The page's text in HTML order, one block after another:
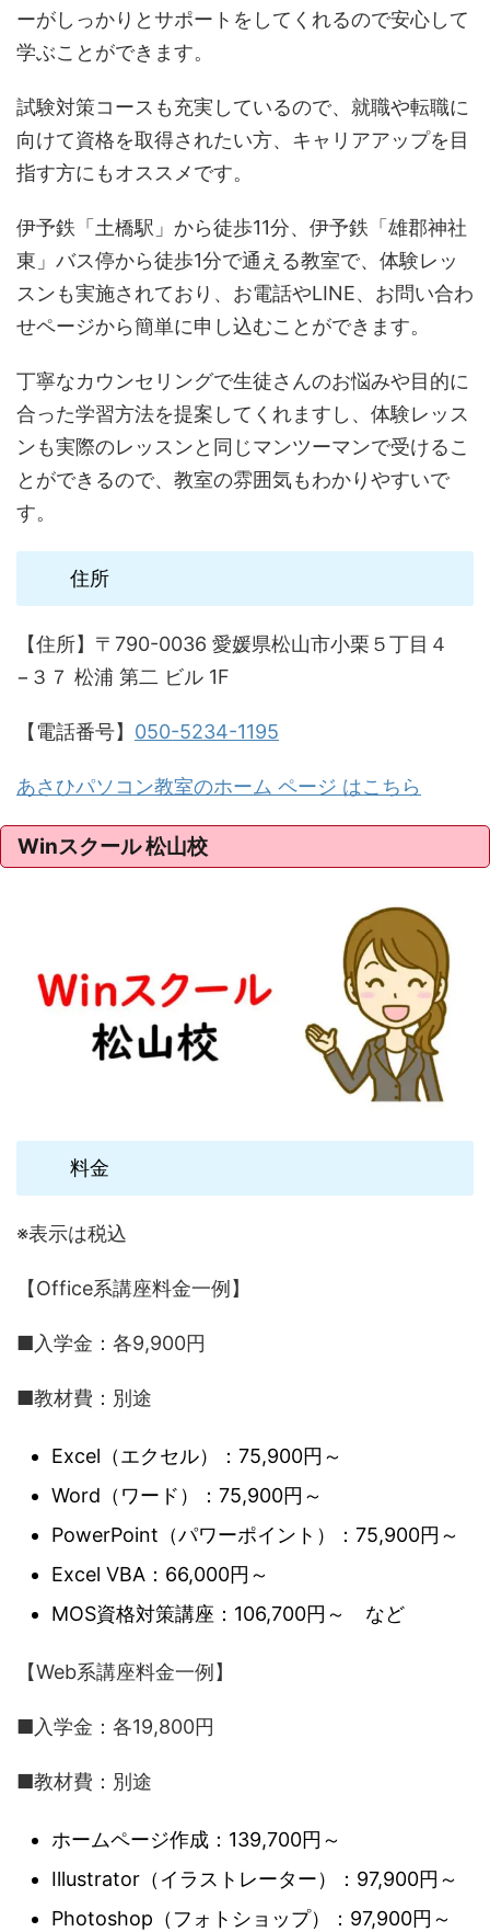
ーがしっかりとサポートをしてくれるので安心して
学ぶことができます。
試験対策コースも充実しているので、就職や転職に
向けて資格を取得されたい方、キャリアアップを目
指す方にもオススメです。
伊予鉄「土橋駅」から徒歩11分、伊予鉄「雄郡神社
東」バス停から徒歩1分で通える教室で、体験レッ
スンも実施されており、お電話やLINE、お問い合わ
せページから簡単に申し込むことができます。
丁寧なカウンセリングで生徒さんのお悩みや目的に
合った学習方法を提案してくれますし、体験レッス
ンも実際のレッスンと同じマンツーマンで受けるこ
とができるので、教室の雰囲気もわかりやすいで
す。
住所
【住所】〒790-0036 愛媛県松山市小栗５丁目４
−３７ 松浦 第二 ビル 1F
【電話番号】 050-5234-1195
あさひパソコン教室のホーム ページ はこちら
Winスクール 松山校
料金
※表示は税込
【Office系講座料金一例】
■入学金：各9,900円
■教材費：別途
Excel（エクセル）：75,900円～
Word（ワード）：75,900円～
PowerPoint（パワーポイント）：75,900円～
Excel VBA：66,000円～
MOS資格対策講座：106,700円～ など
【Web系講座料金一例】
■入学金：各19,800円
■教材費：別途
ホームページ作成：139,700円～
Illustrator（イラストレーター）：97,900円～
Photoshop（フォトショップ）：97,900円～